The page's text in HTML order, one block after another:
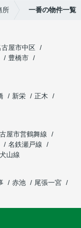
所 一番の物件一覧
古屋市中区
豊橋市
新栄
正木
屋市営鶴舞線
名鉄瀬戸線
山線
赤池
尾張一宮